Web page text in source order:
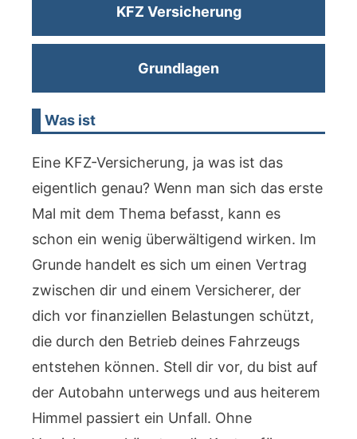
KFZ Versicherung
Grundlagen
Was ist
Eine KFZ-Versicherung, ja was ist das
eigentlich genau? Wenn man sich das erste
Mal mit dem Thema befasst, kann es
schon ein wenig überwältigend wirken. Im
Grunde handelt es sich um einen Vertrag
zwischen dir und einem Versicherer, der
dich vor finanziellen Belastungen schützt,
die durch den Betrieb deines Fahrzeugs
entstehen können. Stell dir vor, du bist auf
der Autobahn unterwegs und aus heiterem
Himmel passiert ein Unfall. Ohne